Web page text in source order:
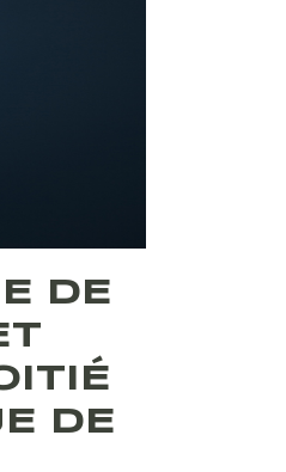
DE
DE